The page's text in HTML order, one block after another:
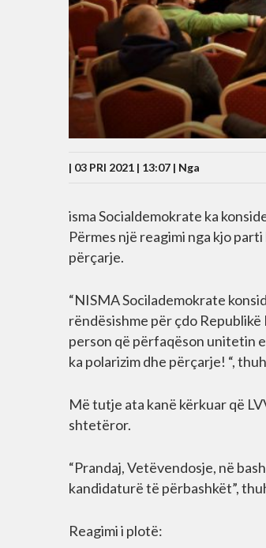
| 03 PRI 2021 | 13:07 | Nga
isma Socialdemokrate ka
Përmes një reagimi nga kjo
përçarje.
“NISMA Socilademokrate
rëndësishme për çdo
person që përfaqëson unitetin
ka polarizim dhe përçarje! “,
Më tutje ata kanë kërkuar që
shtetëror.
“Prandaj, Vetëvendosje, në
kandidaturë të përbashkët”,
Reagimi i plotë: